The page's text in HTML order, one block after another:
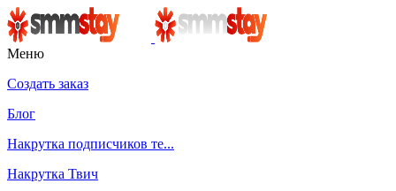
Меню
Создать заказ
Блог
Накрутка подписчиков те...
Накрутка Твич